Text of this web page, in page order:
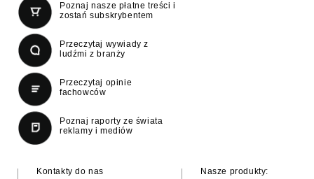
Poznaj nasze płatne treści i
zostań subskrybentem
Przeczytaj wywiady z
ludźmi z branży
Przeczytaj opinie
fachowców
Poznaj raporty ze świata
reklamy i mediów
Kontakty do nas
Nasze produkty: